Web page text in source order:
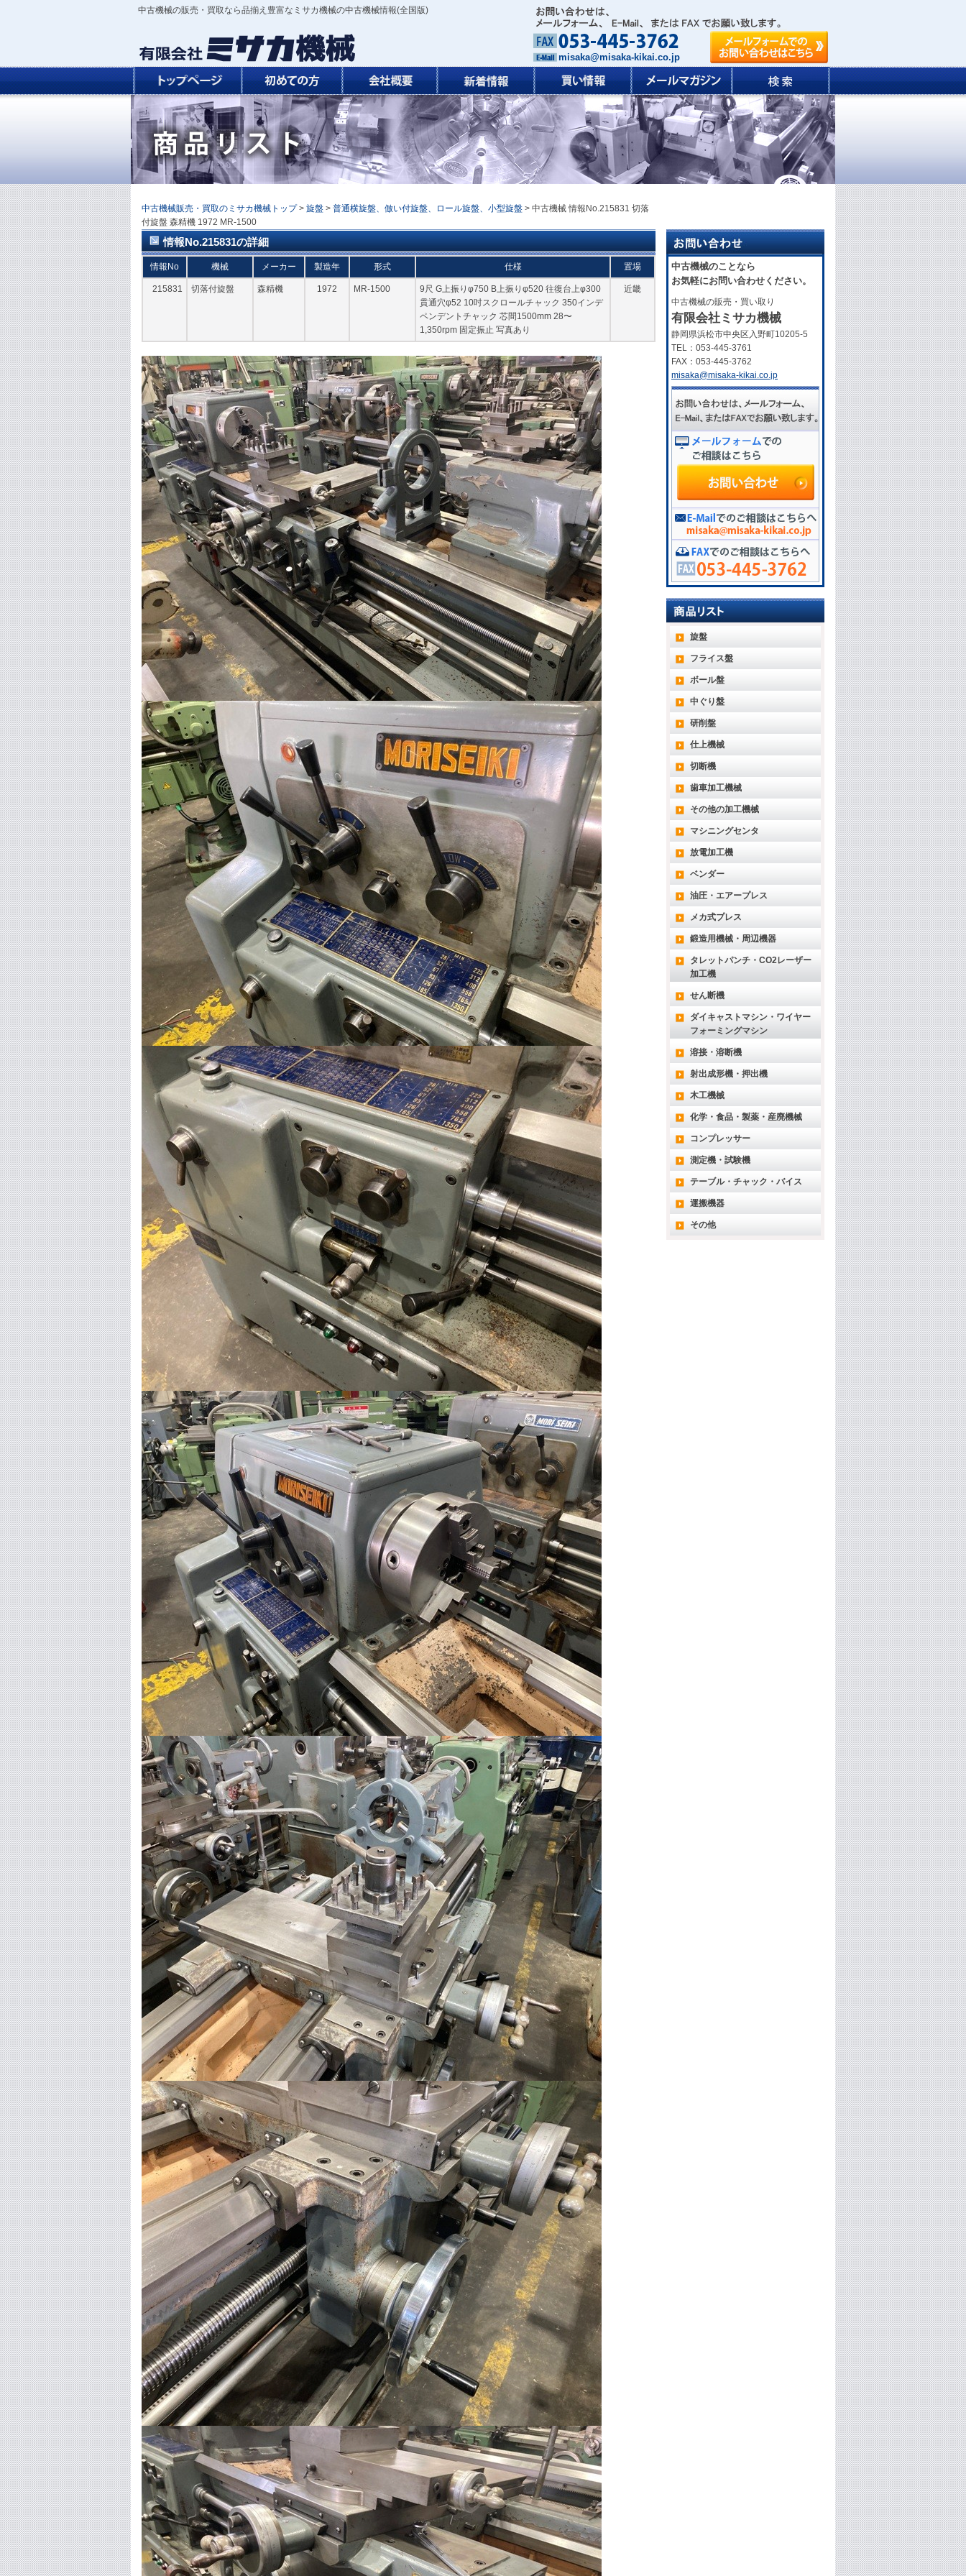
中古機械の販売・買取なら品揃え豊富なミサカ機械の中古機械情報(全国版)
misaka@misaka-kikai.co.jp
中古機械販売・買取のミサカ機械トップ > 旋盤 > 普通横旋盤、倣い付旋盤、ロール旋盤、小型旋盤 > 中古機械 情報No.215831 切落
付旋盤 森精機 1972 MR-1500
情報No.215831の詳細
情報No 機械 メーカー 製造年 形式 仕様 置場
215831 切落付旋盤 森精機 1972 MR-1500
9尺 G上振りφ750 B上振りφ520 往復台上φ300
貫通穴φ52 10吋スクロールチャック 350インデ
ペンデントチャック 芯間1500mm 28〜
1,350rpm 固定振止 写真あり
近畿
中古機械のことなら
お気軽にお問い合わせください。
中古機械の販売・買い取り
有限会社ミサカ機械
静岡県浜松市中央区入野町10205-5
TEL：053-445-3761
FAX：053-445-3762
misaka@misaka-kikai.co.jp
旋盤
フライス盤
ボール盤
中ぐり盤
研削盤
仕上機械
切断機
歯車加工機械
その他の加工機械
マシニングセンタ
放電加工機
ベンダー
油圧・エアープレス
メカ式プレス
鍛造用機械・周辺機器
タレットパンチ・CO2レーザー
加工機
せん断機
ダイキャストマシン・ワイヤー
フォーミングマシン
溶接・溶断機
射出成形機・押出機
木工機械
化学・食品・製薬・産廃機械
コンプレッサー
測定機・試験機
テーブル・チャック・バイス
運搬機器
その他